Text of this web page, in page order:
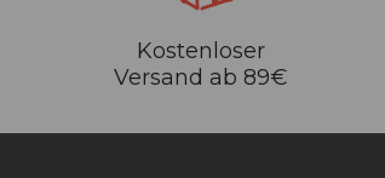
Kostenloser
Versand ab 89€